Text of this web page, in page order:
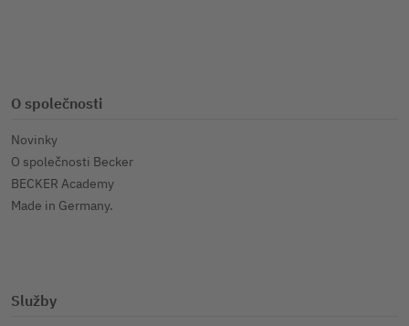
O společnosti
Novinky
O společnosti Becker
BECKER Academy
Made in Germany.
Služby